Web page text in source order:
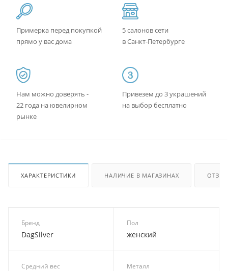
Примерка перед покупкой
прямо у вас дома
5 салонов сети
в Санкт-Петербурге
Нам можно доверять -
22 года на ювелирном
рынке
Привезем до 3 украшений
на выбор бесплатно
ХАРАКТЕРИСТИКИ НАЛИЧИЕ В МАГАЗИНАХ
Бренд
DagSilver
Пол
женский
Средний вес Металл